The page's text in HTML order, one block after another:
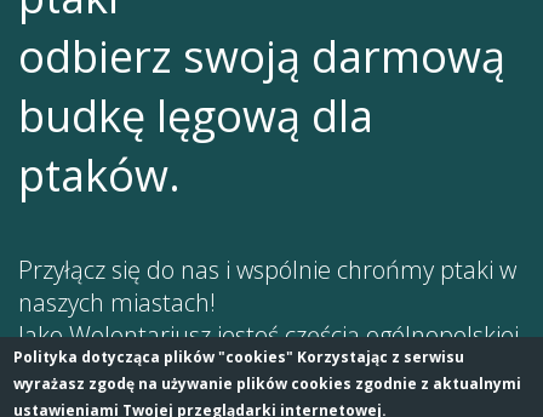
odbierz swoją darmową
budkę lęgową dla
ptaków.
Przyłącz się do nas i wspólnie chrońmy ptaki w
naszych miastach!
Jako Wolontariusz jesteś częścią ogólnopolskiej
sieci osób, które interesują się ptakami. Dziel
się z innymi swoimi doświadczeniami i
Polityka dotycząca plików "cookies" Korzystając z serwisu
wyrażasz zgodę na używanie plików cookies zgodnie z aktualnymi
ustawieniami Twojej przeglądarki internetowej.